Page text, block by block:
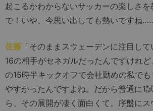
起こるかわからないサッカーの楽しさ
で！いや、今思い出しても熱いですね……
佐藤 「そのままスウェーデンに注目し
16の相手がセネガルだったんですけれ
の15時半キックオフで会社勤めの私で
やすかったんですよね。だから普通に1
ら、その展開が凄く面白くて。序盤に